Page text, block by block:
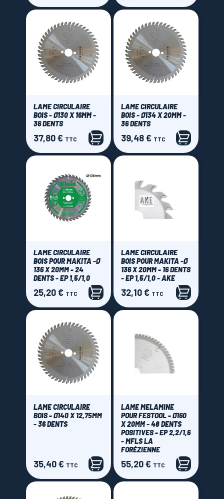
LAME CIRCULAIRE
BOIS - Ø130 X 16MM -
36 DENTS
Prix
37,80 € TTC
LAME CIRCULAIRE
BOIS - Ø134 X 20MM -
36 DENTS
Prix
39,48 € TTC
LAME CIRCULAIRE
BOIS POUR MAKITA -Ø
136 X 20MM - 24
DENTS - EP 1,5/1,0
Prix
25,20 € TTC
LAME CIRCULAIRE
BOIS POUR MAKITA -Ø
136 X 20MM - 16 DENTS
- EP 1,5/1,0 - AKE
Prix
32,10 € TTC
LAME CIRCULAIRE
BOIS - Ø140 X 12,75MM
- 36 DENTS
Prix
35,40 € TTC
LAME MELAMINE
POUR FESTOOL - Ø160
X 20MM - 48 DENTS
POSITIVES - EP 2,2/1,6
- MFLS LA
FORÉZIENNE
Prix
55,20 € TTC